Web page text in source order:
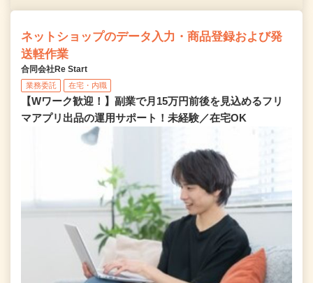
ネットショップのデータ入力・商品登録および発
送軽作業
合同会社Re Start
業務委託 在宅・内職
【Wワーク歓迎！】副業で月15万円前後を見込めるフリ
マアプリ出品の運用サポート！未経験／在宅OK